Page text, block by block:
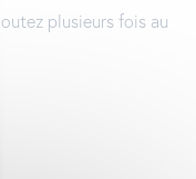
plusieurs fois au